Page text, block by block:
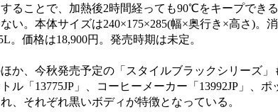
ることで、加熱後2時間経っても90℃をキープでき
い。本体サイズは240×175×285(幅×奥行き×高さ)。
。価格は18,900円。発売時期は未定。
か、今秋発売予定の「スタイルブラックシリーズ」
ル「13775JP」、コーヒーメーカー「13992JP」、
、それぞれ黒いボディが特徴となっている。